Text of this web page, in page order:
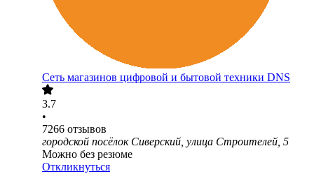
Сеть магазинов цифровой и бытовой техники DNS
3.7
•
7266 отзывов
городской посёлок Сиверский, улица Строителей, 5
Можно без резюме
Откликнуться